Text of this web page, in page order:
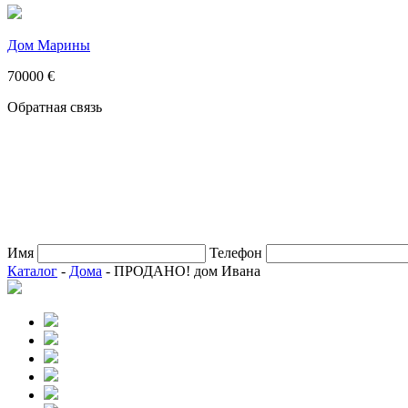
Дом Марины
70000 €
Обратная связь
Имя Телефон
Каталог - Дома - ПРОДАНО! дом Ивана